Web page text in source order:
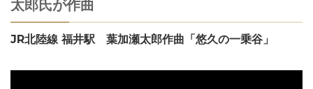
太郎氏が作曲
JR北陸線 福井駅 葉加瀬太郎作曲「悠久の一乗谷」